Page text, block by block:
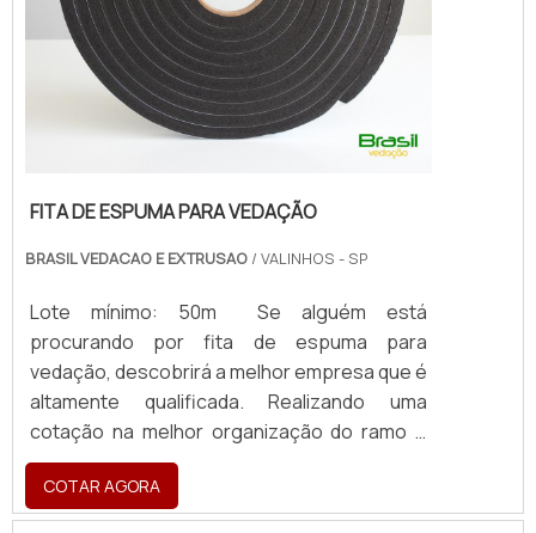
FITA DE ESPUMA PARA VEDAÇÃO
BRASIL VEDACAO E EXTRUSAO / VALINHOS - SP
Lote mínimo: 50m Se alguém está
procurando por fita de espuma para
vedação, descobrirá a melhor empresa que é
altamente qualificada. Realizando uma
cotação na melhor organização do ramo e
descobrindo a maior referência de qualidade
da área de atuação. MAIS SOBRE FITA DE
ESPUMA PARA VEDAÇÃO Quem precisa de
COTAR AGORA